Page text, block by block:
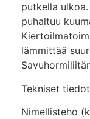
putkella
puhaltuu
lämmittää
Tekniset tiedot